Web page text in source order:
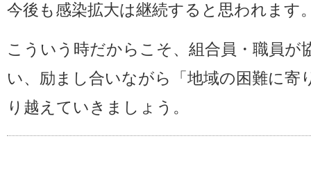
今後も感染拡大は継続すると思われます
こういう時だからこそ、組合員・職員が
い、励まし合いながら「地域の困難に寄
り越えていきましょう。